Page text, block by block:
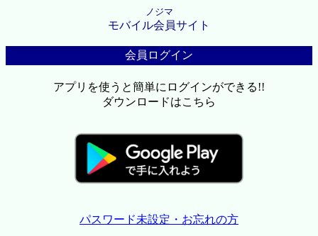
ノジマ
モバイル会員サイト
会員ログイン
アプリを使うと簡単にログインができる!!
ダウンロードはこちら
パスワード未設定・お忘れの方